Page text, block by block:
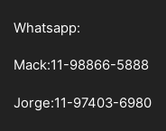
Whatsapp:
Mack:11-98866-5888
Jorge:11-97403-6980